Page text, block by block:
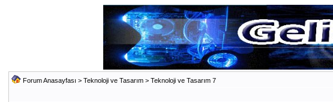
Forum Anasayfası > Teknoloji ve Tasarım> Teknoloji ve Tasarım 7